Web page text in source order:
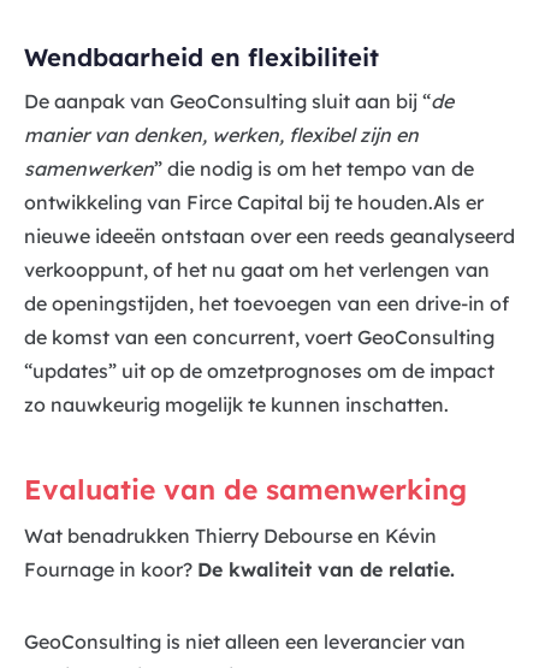
Wendbaarheid en flexibiliteit
De aanpak van GeoConsulting sluit aan bij “de
manier van denken, werken, flexibel zijn en
samenwerken” die nodig is om het tempo van de
ontwikkeling van Firce Capital bij te houden.Als er
nieuwe ideeën ontstaan over een reeds geanalyseerd
verkooppunt, of het nu gaat om het verlengen van
de openingstijden, het toevoegen van een drive-in of
de komst van een concurrent, voert GeoConsulting
“updates” uit op de omzetprognoses om de impact
zo nauwkeurig mogelijk te kunnen inschatten.
Evaluatie van de samenwerking
Wat benadrukken Thierry Debourse en Kévin
Fournage in koor? De kwaliteit van de relatie.
GeoConsulting is niet alleen een leverancier van